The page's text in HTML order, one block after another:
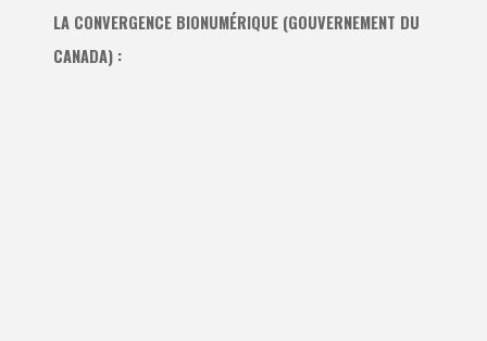
LA CONVERGENCE BIONUMÉRIQUE (GOUVERNEMENT DU
CANADA) :